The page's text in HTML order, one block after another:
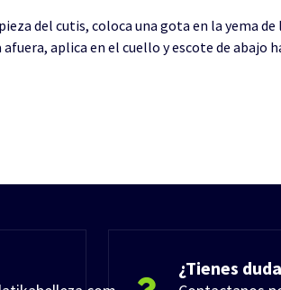
del cutis, coloca una gota en la yema
aplica en el cuello y escote de abajo
¿Tienes